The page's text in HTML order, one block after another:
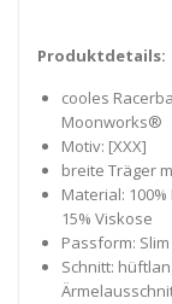
Produktdetails:
cooles
Moonworks®
Motiv: [XXX]
breite Träger
Material:
15% Viskose
Passform: Slim
Schnitt: